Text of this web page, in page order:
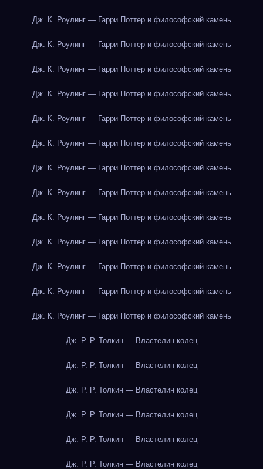
Дж. К. Роулинг — Гарри Поттер и философский камень
Дж. К. Роулинг — Гарри Поттер и философский камень
Дж. К. Роулинг — Гарри Поттер и философский камень
Дж. К. Роулинг — Гарри Поттер и философский камень
Дж. К. Роулинг — Гарри Поттер и философский камень
Дж. К. Роулинг — Гарри Поттер и философский камень
Дж. К. Роулинг — Гарри Поттер и философский камень
Дж. К. Роулинг — Гарри Поттер и философский камень
Дж. К. Роулинг — Гарри Поттер и философский камень
Дж. К. Роулинг — Гарри Поттер и философский камень
Дж. К. Роулинг — Гарри Поттер и философский камень
Дж. К. Роулинг — Гарри Поттер и философский камень
Дж. К. Роулинг — Гарри Поттер и философский камень
Дж. Р. Р. Толкин — Властелин колец
Дж. Р. Р. Толкин — Властелин колец
Дж. Р. Р. Толкин — Властелин колец
Дж. Р. Р. Толкин — Властелин колец
Дж. Р. Р. Толкин — Властелин колец
Дж. Р. Р. Толкин — Властелин колец